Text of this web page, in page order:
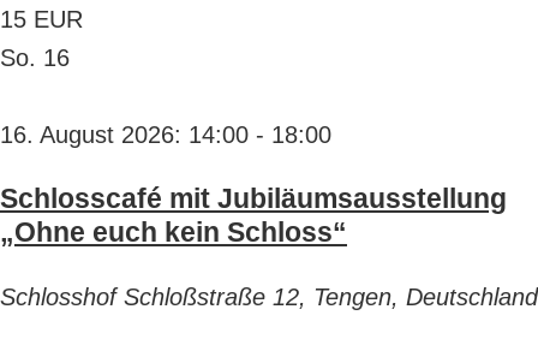
15 EUR
So. 16
16. August 2026: 14:00 - 18:00
Schlosscafé mit Jubiläumsausstellung
„Ohne euch kein Schloss“
SchlosshofSchloßstraße 12, Tengen, Deutschland